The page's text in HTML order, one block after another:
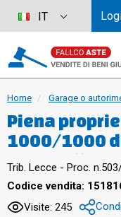
Home Garage o
Piena
1000/1000
Lizzanello
n.24.
seminterrato
Trib. Lecce - Proc.
Codice vendita:
Visite: 245
IT